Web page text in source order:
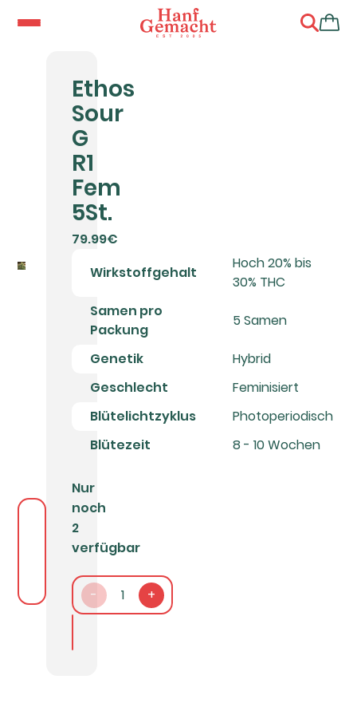
Ethos
Sour
G
R1
Fem
5St.
79.99€
Wirkstoffgehalt
Hoch 20% bis
30% THC
Samen pro
Packung
5 Samen
Genetik
Hybrid
Geschlecht
Feminisiert
Blütelichtzyklus
Photoperiodisch
Blütezeit
8 - 10 Wochen
Nur
noch
2
verfügbar
- 1 +